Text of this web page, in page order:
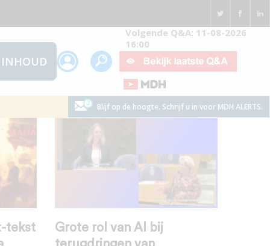
INHOUD
Volgende Q&A: 11-08-2026
16:00
Blijf op de hoogte. Schrijf u in voor MDH ALERTS.
tekst
Grote rol van AI bij